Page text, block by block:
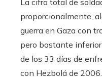
La cifra total de
proporcionalmente,
guerra en Gaza con
pero bastante
de los 33 días de
con Hezbolá de